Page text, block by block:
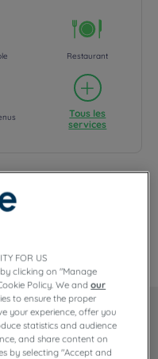
Restaurant
Tous les
services
- Vert Saint Denis
en famille, notre
chaleureux et convivial.
FOR US
clicking on "Manage
Policy. We andour
to ensure the proper
your experience, offer you
statistics and audience
and share content on
by selecting "Accept and